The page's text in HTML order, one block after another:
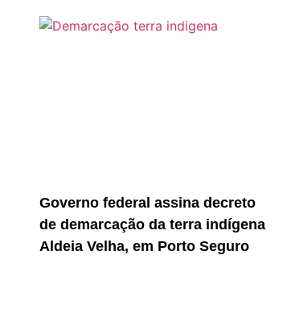
Governo federal assina decreto
de demarcação da terra indígena
Aldeia Velha, em Porto Seguro